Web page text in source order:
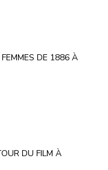
DE 1886 À
DU FILM À